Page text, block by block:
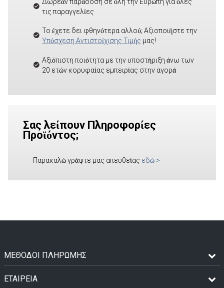
τις παραγγελίες
Το έχετε δει φθηνότερα αλλού; Αξιοποιήστε την
Υπόσχεση Αντιστοίχισης Τιμής μας!
Αξιόπιστη ποιότητα με την υποστήριξη άνω των
20 ετών κορυφαίας εμπειρίας στην αγορά
Σας λείπουν Πληροφορίες
Προϊόντος;
Παρακαλώ γράψτε μας απευθείας εδώ >
ΜΈΘΟΔΟΙ ΠΛΗΡΩΜΉΣ
ΕΤΑΙΡΕΙΑ